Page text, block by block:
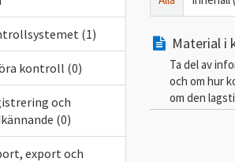
(1)
kontroll (0)
och
(0)
export och
Material i
Ta del av
och om hur
om den